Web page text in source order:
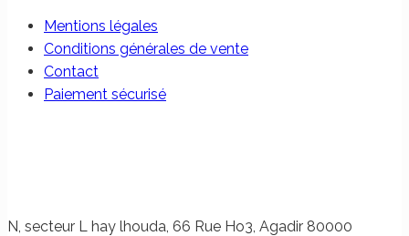
Mentions légales
Conditions générales de vente
Contact
Paiement sécurisé
N, secteur L hay lhouda, 66 Rue Ho3, Agadir 80000